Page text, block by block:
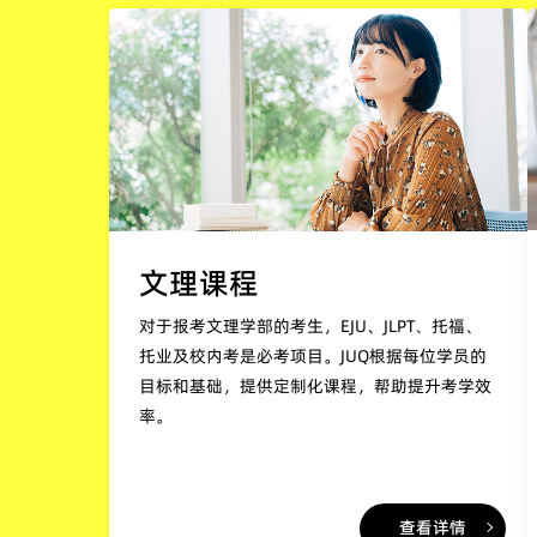
文理课程
对于报考文理学部的考生，EJU、JLPT、托福、
托业及校内考是必考项目。JUQ根据每位学员的
目标和基础，提供定制化课程，帮助提升考学效
率。
查看详情